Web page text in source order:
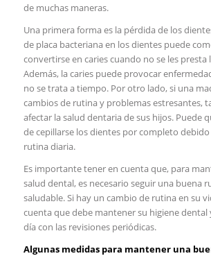
de muchas maneras.
Una primera⁢ forma es⁣ la pérdida de los
de ‌placa bacteriana en los dientes puede
convertirse ​en caries cuando no se les​ presta
Además, ⁤la‌ caries puede ⁣provocar
‌no ⁤se trata a​ tiempo. Por otro lado, si una
cambios de rutina y problemas estresantes,
afectar ⁢la salud dentaria ⁣de sus hijos. Puede
de cepillarse los dientes por completo
rutina diaria. ⁤
Es importante tener en cuenta que,⁣ para
salud dental, ‍es necesario ⁣seguir una buena
saludable. Si ⁣hay​ un cambio​ de rutina en su
cuenta que debe mantener su higiene dental‍
día con⁢ las revisiones periódicas.
Algunas medidas para mantener una​